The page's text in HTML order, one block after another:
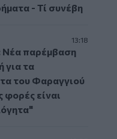
- Τί συνέβη
13:18
Νέα παρέμβαση
για τα
του Φαραγγιού
φορές είναι